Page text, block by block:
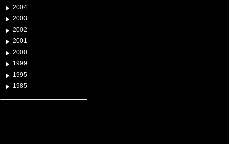
2004
2003
2002
2001
2000
1999
1995
1985